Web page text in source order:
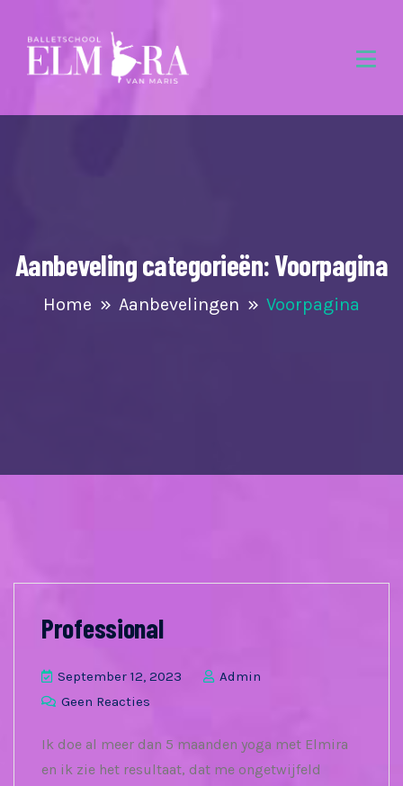
Aanbeveling categorieën:Voorpagina
Home Aanbevelingen Voorpagina
Professional
September 12, 2023
Admin
Geen Reacties
Ik doe al meer dan 5 maanden yoga met Elmira
en ik zie het resultaat, dat me ongetwijfeld